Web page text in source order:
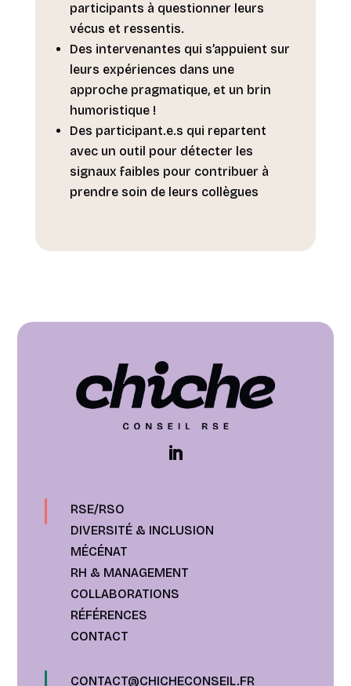
participants à questionner leurs
vécus et ressentis.
Des intervenantes qui s’appuient sur
leurs expériences dans une
approche pragmatique, et un brin
humoristique !
Des participant.e.s qui repartent
avec un outil pour détecter les
signaux faibles pour contribuer à
prendre soin de leurs collègues
RSE/RSO
DIVERSITÉ & INCLUSION
MÉCÉNAT
RH & MANAGEMENT
COLLABORATIONS
RÉFÉRENCES
CONTACT
CONTACT@CHICHECONSEIL.FR